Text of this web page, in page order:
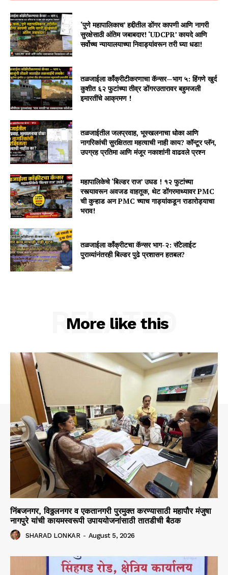
‘पुणे महापालिकाच’ हद्दीतील डोंगर कापणी आणि नागरी
सुरक्षेसाठी अंतिम जबाबदार! ‘UDCPR’ कायदे आणि
सर्वोच्च न्यायालयाच्या निवाड्यांवरून तरी घ्या धडा!
तळजाईला काँक्रीटीकरणाचा कॅन्सर—भाग ५: हिंगणे खुर्द
कुशीत ६२ फुटांच्या तीव्र डोंगरउतारावर बहुमजली
इमारतींचे आक्रमण !
तळजाईतील जलप्रवाह, भूस्खलनाचा धोका आणि
नागरिकांची सुरक्षितता महत्वाची नाही काय? कॉन्टूर प्लॅन,
उपग्रह प्रतिमा आणि मंजूर नकाशांनी वाढवले प्रश्न
महापालिकेचे ‘बिल्डर राज’ उघड ! १२ फुटांच्या
रस्त्यावरून अवजड वाहतूक, थेट डोंगरमाथ्यावर PMC
ची कुऱ्हाड अन PMC च्याच गाड्यांकडून राडारोड्याचा
भराव!
तळजाईला कॉंक्रीटचा कॅन्सर भाग-२: सॅटेलाईट
पुराव्यांनंतरही बिल्डर पुढे प्रशासन हतबल?
More like this
RELATED
निंबजनगर, विठ्ठलनगर व एकतानगरी पुरमुक्त करण्यासाठी महापौर मंजुषा
नागपुरे यांची कायमस्वरूपी उपाययोजनांसाठी तातडीची बैठक
SHARAD LONKAR - August 5, 2026